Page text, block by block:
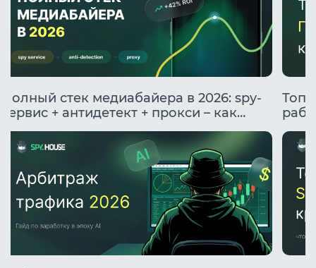
Полный стек медиабайера в 2026: spy-
сервис + антидетект + прокси – как
подружить инструменты